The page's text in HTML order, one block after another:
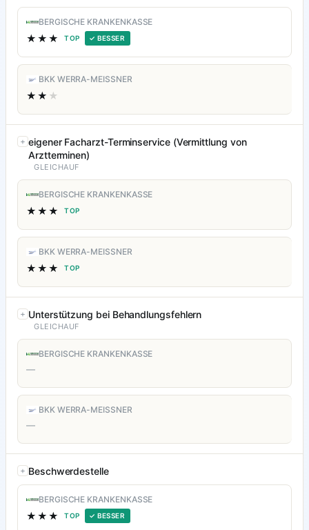
BERGISCHE KRANKENKASSE
★★★ TOP ✓ BESSER
BKK WERRA-MEISSNER
★★ ★
eigener Facharzt-Terminservice (Vermittlung von
Arztterminen)
GLEICHAUF
BERGISCHE KRANKENKASSE
★★★ TOP
BKK WERRA-MEISSNER
★★★ TOP
Unterstützung bei Behandlungsfehlern
GLEICHAUF
BERGISCHE KRANKENKASSE
—
BKK WERRA-MEISSNER
—
Beschwerdestelle
BERGISCHE KRANKENKASSE
★★★ TOP ✓ BESSER